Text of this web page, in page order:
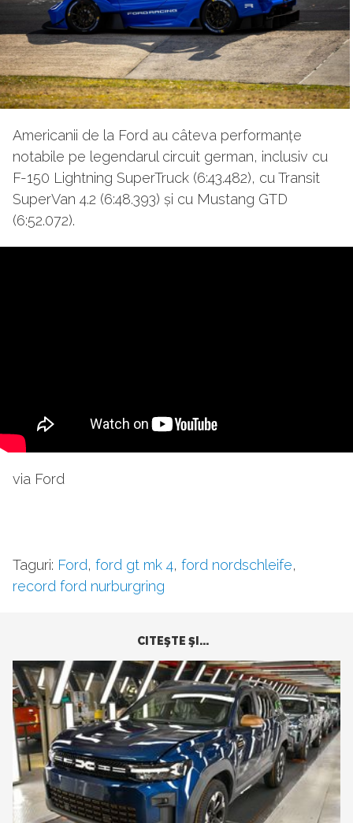
Americanii de la Ford au câteva performanțe
notabile pe legendarul circuit german, inclusiv cu
F-150 Lightning SuperTruck (6:43.482), cu Transit
SuperVan 4.2 (6:48.393) și cu Mustang GTD
(6:52.072).
via Ford
Taguri: Ford, ford gt mk 4, ford nordschleife,
record ford nurburgring
CITEŞTE ŞI...